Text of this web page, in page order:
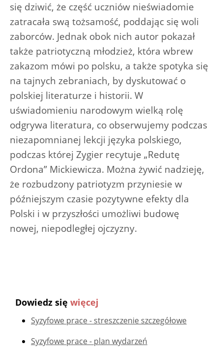
się dziwić, że część uczniów nieświadomie
zatracała swą tożsamość, poddając się woli
zaborców. Jednak obok nich autor pokazał
także patriotyczną młodzież, która wbrew
zakazom mówi po polsku, a także spotyka się
na tajnych zebraniach, by dyskutować o
polskiej literaturze i historii. W
uświadomieniu narodowym wielką rolę
odgrywa literatura, co obserwujemy podczas
niezapomnianej lekcji języka polskiego,
podczas której Zygier recytuje „Redutę
Ordona” Mickiewicza. Można żywić nadzieję,
że rozbudzony patriotyzm przyniesie w
późniejszym czasie pozytywne efekty dla
Polski i w przyszłości umożliwi budowę
nowej, niepodległej ojczyzny.
Dowiedz się więcej
Syzyfowe prace - streszczenie szczegółowe
Syzyfowe prace - plan wydarzeń